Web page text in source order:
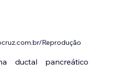
Reprodução
ductal pancreático